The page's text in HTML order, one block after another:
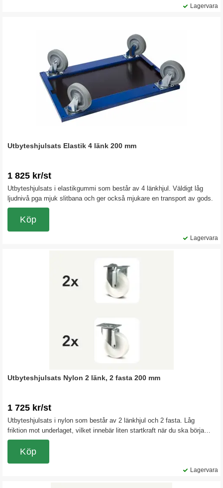
Lagervara
Utbyteshjulsats Elastik 4 länk 200 mm
1 825 kr/st
Utbyteshjulsats i elastikgummi som består av 4 länkhjul. Väldigt låg
ljudnivå pga mjuk slitbana och ger också mjukare en transport av gods.
Lagervara
Köp
Utbyteshjulsats Nylon 2 länk, 2 fasta 200 mm
1 725 kr/st
Utbyteshjulsats i nylon som består av 2 länkhjul och 2 fasta. Låg
friktion mot underlaget, vilket innebär liten startkraft när du ska börja
rulla igång vagnen.
Lagervara
Köp